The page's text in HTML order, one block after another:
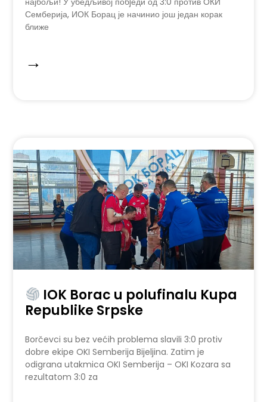
Семберија, ИОК Борац је начинио још један корак
ближе
→
IOK Borac u polufinalu Kupa
Republike Srpske
Borčevci su bez većih problema slavili 3:0 protiv
dobre ekipe OKI Semberija Bijeljina. Zatim je
odigrana utakmica OKI Semberija – OKI Kozara sa
rezultatom 3:0 za